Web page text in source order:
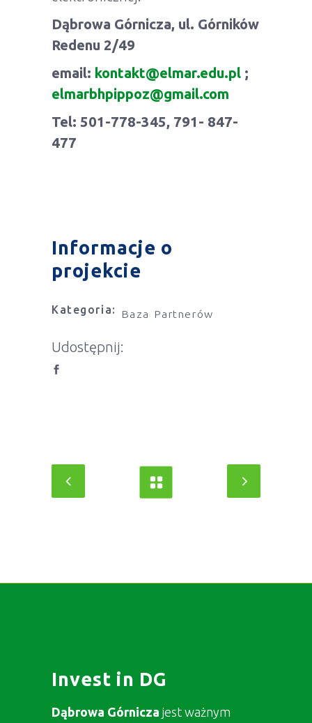
Dąbrowa Górnicza, ul. Górników
Redenu 2/49
email: kontakt@elmar.edu.pl ;
elmarbhpippoz@gmail.com
Tel: 501-778-345, 791- 847-
477
Informacje o
projekcie
Kategoria: Baza Partnerów
Udostępnij:
Invest in DG
Dąbrowa Górnicza jest ważnym